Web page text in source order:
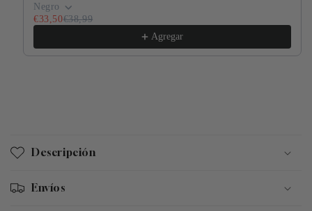
Negro
€33,50€38,99
Agregar
o
n
t
e
Descripción
Envíos